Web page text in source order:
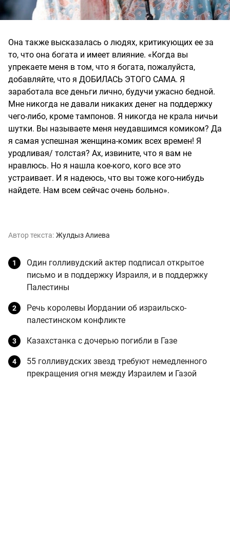
Она также высказалась о людях, критикующих ее за
то, что она богата и имеет влияние. «Когда вы
упрекаете меня в том, что я богата, пожалуйста,
добавляйте, что я ДОБИЛАСЬ ЭТОГО САМА. Я
заработала все деньги лично, будучи ужасно бедной.
Мне никогда не давали никаких денег на поддержку
чего-либо, кроме тампонов. Я никогда не крала ничьи
шутки. Вы называете меня неудавшимся комиком? Да
я самая успешная женщина-комик всех времен! Я
уродливая/ толстая? Ах, извините, что я вам не
нравлюсь. Но я нашла кое-кого, кого все это
устраивает. И я надеюсь, что вы тоже кого-нибудь
найдете. Нам всем сейчас очень больно».
Автор текста: Жулдыз Алиева
Один голливудский актер подписал открытое
письмо и в поддержку Израиля, и в поддержку
Палестины
Речь королевы Иордании об израильско-
палестинском конфликте
Казахстанка с дочерью погибли в Газе
55 голливудских звезд требуют немедленного
прекращения огня между Израилем и Газой